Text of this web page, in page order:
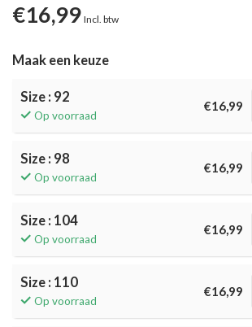
€16,99 Incl. btw
Maak een keuze
Size : 92
Op voorraad
€16,99
Size : 98
Op voorraad
€16,99
Size : 104
Op voorraad
€16,99
Size : 110
Op voorraad
€16,99